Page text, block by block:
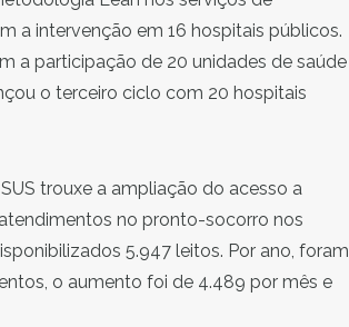
a intervenção em 16 hospitais públicos.
a participação de 20 unidades de saúde
o terceiro ciclo com 20 hospitais
trouxe a ampliação do acesso a
no pronto-socorro nos
5.947 leitos. Por ano, foram
o aumento foi de 4.489 por mês e